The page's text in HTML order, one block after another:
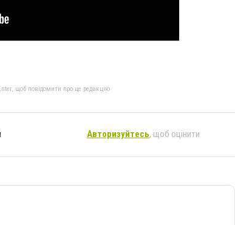
щоб повідомити про це редакцію
Авторизуйтесь, щоб оцінити